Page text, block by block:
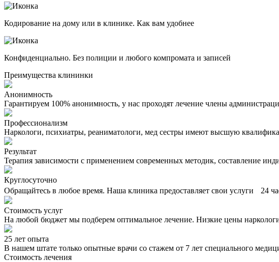
Кодирование на дому или в клинике. Как вам удобнее
Конфиденциально. Без полиции и любого компромата и записей
Преимущества клининки
Анонимность
Гарантируем 100% анонимность, у нас проходят лечение члены
Профессионализм
Наркологи, психиатры, реаниматологи, мед сестры имеют высшую
Результат
Терапия зависимости с применением современных методик, составление
Круглосуточно
Обращайтесь в любое время. Наша клиника предоставляет свои услуги 24
Стоимость услуг
На любой бюджет мы подберем оптимальное лечение. Низкие цены
25 лет опыта
В нашем штате только опытные врачи со стажем от 7 лет специального
Стоимость лечения